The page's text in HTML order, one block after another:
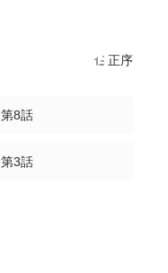
正序
第8話
第3話